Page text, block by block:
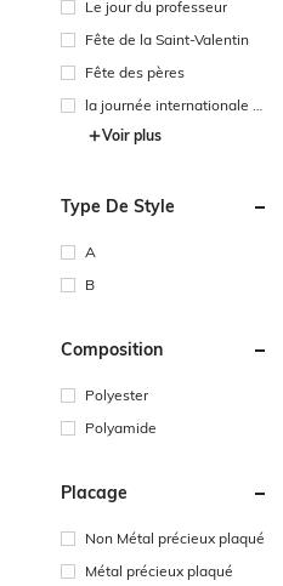
Le jour du professeur
Fête de la Saint-Valentin
Fête des pères
la journée internationale de
s travailleurs
Voir plus
Type De Style
A
B
Composition
Polyester
Polyamide
Placage
Non Métal précieux plaqué
Métal précieux plaqué